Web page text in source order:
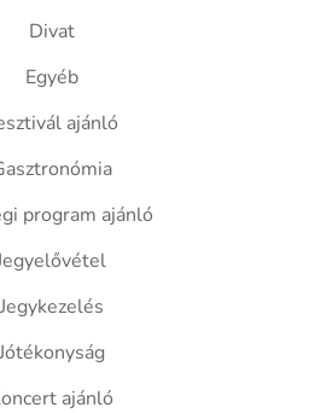
Divat
Egyéb
ajánló
program ajánló
Jegykezelés
Jótékonyság
ajánló